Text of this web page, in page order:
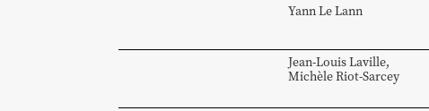
YannLe Lann
Jean-LouisLaville,
MichèleRiot-Sarcey